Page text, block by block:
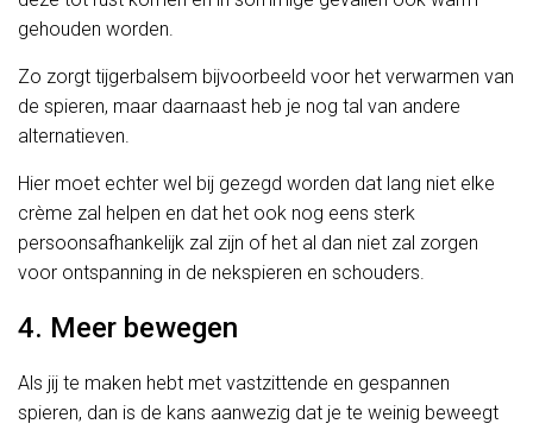
gehouden worden.
Zo zorgt tijgerbalsem bijvoorbeeld voor het verwarmen van
de spieren, maar daarnaast heb je nog tal van andere
alternatieven.
Hier moet echter wel bij gezegd worden dat lang niet elke
crème zal helpen en dat het ook nog eens sterk
persoonsafhankelijk zal zijn of het al dan niet zal zorgen
voor ontspanning in de nekspieren en schouders.
4. Meer bewegen
Als jij te maken hebt met vastzittende en gespannen
spieren, dan is de kans aanwezig dat je te weinig beweegt